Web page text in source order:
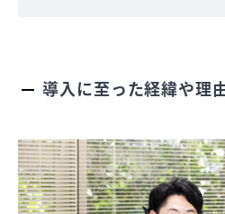
導入に至った経緯や理